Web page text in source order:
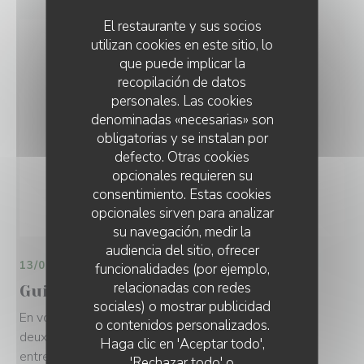
El restaurante y sus socios
utilizan cookies en este sitio, lo
que puede implicar la
recopilación de datos
personales. Las cookies
denominadas «necesarias» son
obligatorias y se instalan por
defecto. Otras cookies
opcionales requieren su
consentimiento. Estas cookies
opcionales sirven para analizar
su navegación, medir la
audiencia del sitio, ofrecer
funcionalidades (por ejemplo,
relacionadas con redes
sociales) o mostrar publicidad
o contenidos personalizados.
Haga clic en 'Aceptar todo',
Guide MICHELIN 2017
13/06/2017
En voilà un qui porte bien son nom ! Dans une ruelle à
deux pas du Champ-de-Mars, ce bistrot de poche
entretient une atmosphère d'un autre temps : vieux